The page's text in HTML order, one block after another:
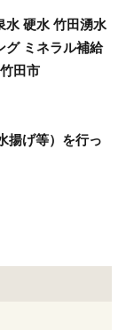
水 硬水 竹田湧水
グ ミネラル補給
田市
揚げ等）を行っ